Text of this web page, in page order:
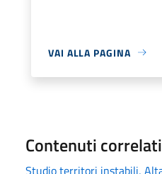
VAI ALLA PAGINA
Contenuti correlati
Studio territori instabili,